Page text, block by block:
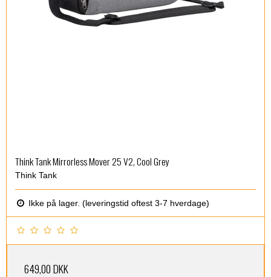
Think Tank Mirrorless Mover 25 V2, Cool Grey
Think Tank
Ikke på lager. (leveringstid oftest 3-7 hverdage)
649,00 DKK